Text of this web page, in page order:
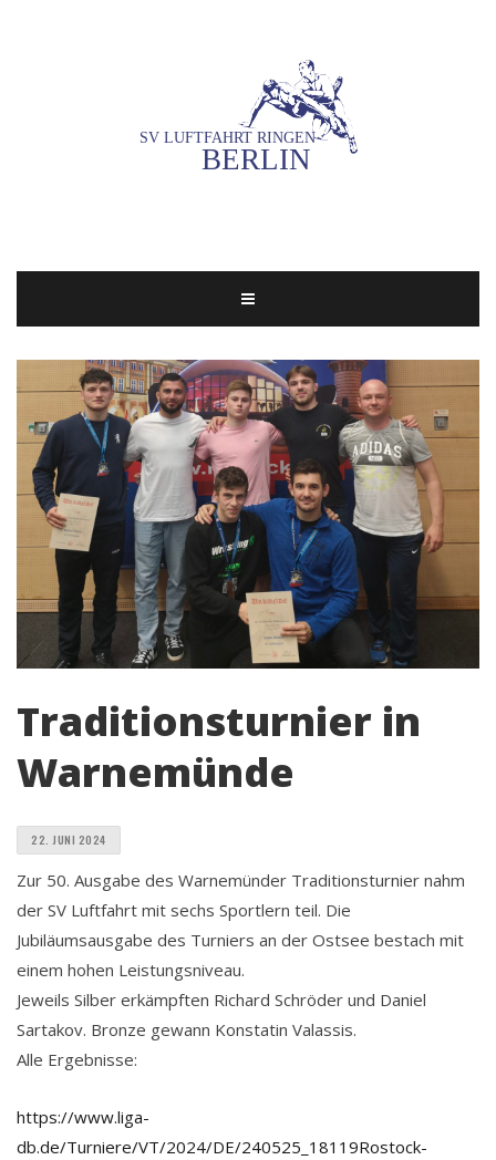
Traditionsturnier in
Warnemünde
22. JUNI 2024
Zur 50. Ausgabe des Warnemünder Traditionsturnier nahm
der SV Luftfahrt mit sechs Sportlern teil. Die
Jubiläumsausgabe des Turniers an der Ostsee bestach mit
einem hohen Leistungsniveau.
Jeweils Silber erkämpften Richard Schröder und Daniel
Sartakov. Bronze gewann Konstatin Valassis.
Alle Ergebnisse:
https://www.liga-
db.de/Turniere/VT/2024/DE/240525_18119Rostock-